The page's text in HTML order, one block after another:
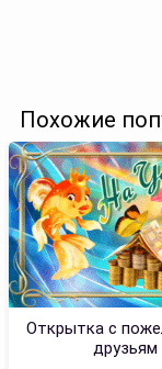
Похожие
Открытка с
друзьям